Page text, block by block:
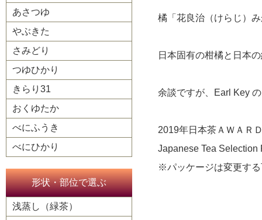
橘「花良治（けらじ）
日本固有の柑橘と日本
余談ですが、Earl Key
2019年日本茶ＡＷＡＲ
Japanese Tea
※パッケージは変更す
あさつゆ
やぶきた
さみどり
つゆひかり
きらり31
おくゆたか
べにふうき
べにひかり
形状・部位で選ぶ
浅蒸し（緑茶）